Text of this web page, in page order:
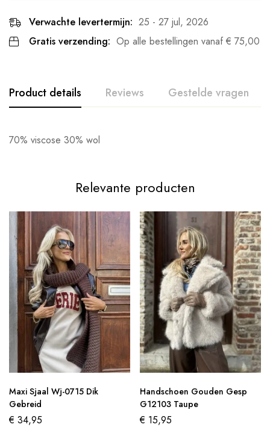
Verwachte levertermijn: 25 - 27 jul, 2026
Gratis verzending: Op alle bestellingen vanaf € 75,00
Product details Reviews Gestelde vragen
70% viscose 30% wol
Relevante producten
Maxi Sjaal Wj-0715 Dik
Gebreid
€ 34,95
Handschoen Gouden Gesp
G12103 Taupe
€ 15,95